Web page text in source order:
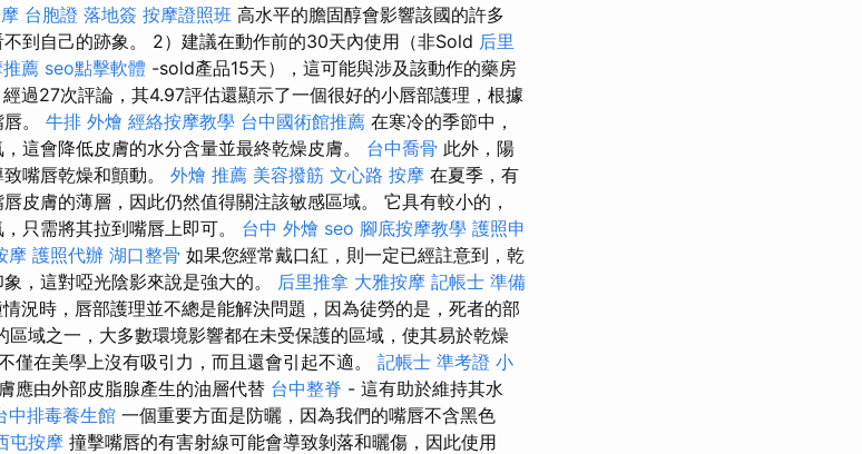
台胞證 落地簽 按摩證照班 高水平的膽固醇會影響該國的許多
到自己的跡象。 2）建議在動作前的30天內使用（非Sold 后里
薦 seo點擊軟體 -sold產品15天），這可能與涉及該動作的藥房
經過27次評論，其4.97評估還顯示了一個很好的小唇部護理，根據
。 牛排 外燴 經絡按摩教學 台中國術館推薦 在寒冷的季節中，
這會降低皮膚的水分含量並最終乾燥皮膚。 台中喬骨 此外，陽
嘴唇乾燥和顫動。 外燴 推薦 美容撥筋 文心路 按摩 在夏季，有
皮膚的薄層，因此仍然值得關注該敏感區域。 它具有較小的，
只需將其拉到嘴唇上即可。 台中 外燴 seo 腳底按摩教學 護照申
摩 護照代辦 湖口整骨 如果您經常戴口紅，則一定已經註意到，乾
，這對啞光陰影來說是強大的。 后里推拿 大雅按摩 記帳士 準備
況時，唇部護理並不總是能解決問題，因為徒勞的是，死者的部
域之一，大多數環境影響都在未受保護的區域，使其易於乾燥
僅在美學上沒有吸引力，而且還會引起不適。 記帳士 準考證 小
應由外部皮脂腺產生的油層代替 台中整脊 - 這有助於維持其水
中排毒養生館 一個重要方面是防曬，因為我們的嘴唇不含黑色
屯按摩 撞擊嘴唇的有害射線可能會導致剝落和曬傷，因此使用